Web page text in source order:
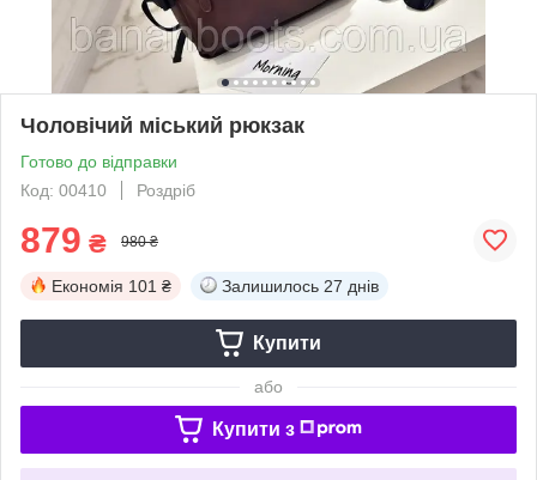
Чоловічий міський рюкзак
Готово до відправки
Код: 00410
Роздріб
879 ₴ 980 ₴
Економія 101 ₴ Залишилось 27 днів
Купити
або
Купити з